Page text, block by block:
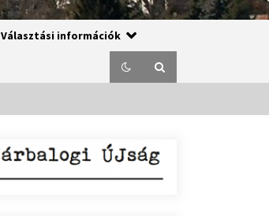
Választási információk